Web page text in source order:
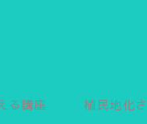
る講座 植民地化